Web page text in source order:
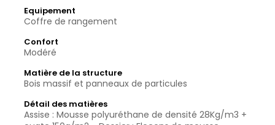
Equipement
Coffre de rangement
Confort
Modéré
Matière de la structure
Bois massif et panneaux de particules
Détail des matières
Assise : Mousse polyuréthane de densité 28Kg/m3 +